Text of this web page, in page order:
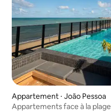
Appartement ⋅ João Pessoa
Appartements face à la plage